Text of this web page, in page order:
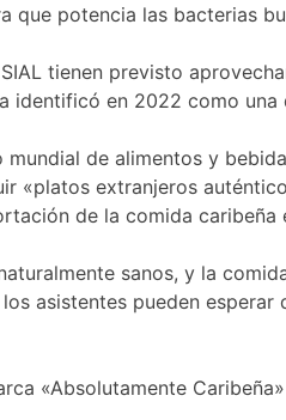
que potencia las bacterias
tienen previsto
identificó en 2022 como una
mundial de alimentos y
«platos extranjeros
de la comida caribeña
sanos, y la
asistentes pueden
«Absolutamente